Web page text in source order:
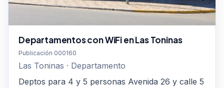
Departamentos con WiFi en Las Toninas
Publicación 000160
Las Toninas · Departamento
Deptos para 4 y 5 personas Avenida 26 y calle 5